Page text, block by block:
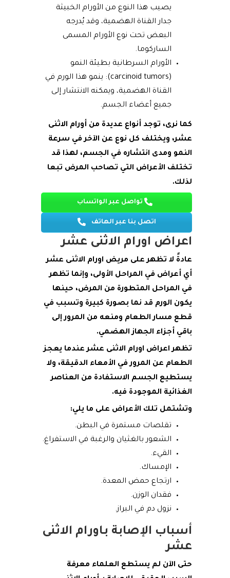
يصيب هذا النوع من الأورام الخبيثة
جدار القناة الهضمية، وقد يُدرجه
البعض تحت نوع الأورام المسمى
الساركوما.
الأورام السرطانية بطيئة النمو
(carcinoid tumors): ينمو هذا الورم في
القناة الهضمية، ويمكنه الانتشار إلى
جميع أعضاء الجسم.
كما نرى، توجد أنواع عديدة من أورام الاثنى
عشر، ويختلف كل نوع عن الآخر في سرعة
النمو ومدى انتشاره في الجسم، لهذا قد
تختلف الأعراض التي تصاحب المرض تبعا
لذلك.
تواصل عبر الواتساب
اتصل بنا عبر الهاتف
اعراض اورام الاثنى عشر
عادةً لا تظهر على مريض اورام الاثنى عشر
أي أعراض في المراحل الأولى، وإنما تظهر
في المراحل المتطورة من المرض، حينها
يكون الورم قد نما بصورة كبيرة وتسبب في
قطع مسار الطعام ومنعه من المرور إلى
باقي أجزاء الجهاز الهضمي.
تظهر اعراض اورام الاثنى عشر عندما يعجز
الطعام عن المرور في الأمعاء الدقيقة، ولا
يستطيع الجسم الاستفادة من العناصر
الغذائية الموجودة فيه.
وتشتمل تلك الأعراض على ما يلي:
تقلصات مستمرة في البطن.
الشعور بالغثيان والرغبة في الاستفراغ.
القيء.
الإمساك.
ارتجاع حمض المعدة.
فقدان الوزن.
نزول دم في البراز.
أسباب الإصابة بـاورام الاثنى
عشر
حتى الآن لم يستطع العلماء معرفة